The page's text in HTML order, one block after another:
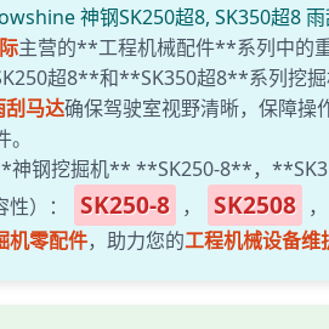
神钢SK250超8, SK350超8
主营的**工程机械配件**系列中的
超8**和**SK350超8**系列挖
刮马达确保驾驶室视野清晰，保障操
神钢挖掘机** **SK250-8**，
）：
SK250-8 ， SK2508 ，
机零配件，助力您的工程机械设备维